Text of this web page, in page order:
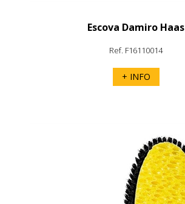
Escova Damiro Haas
Ref. F16110014
+ INFO